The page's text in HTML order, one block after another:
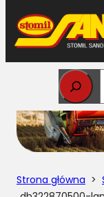
Przejdź
do
treści
Strona główna >